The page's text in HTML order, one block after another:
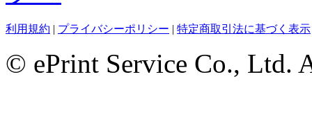
利用規約 | プライバシーポリシー | 特定商取引法に基づく表示
© ePrint Service Co., Ltd.